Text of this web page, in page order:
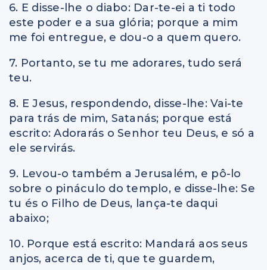
6. E disse-lhe o diabo: Dar-te-ei a ti todo
este poder e a sua glória; porque a mim
me foi entregue, e dou-o a quem quero.
7. Portanto, se tu me adorares, tudo será
teu.
8. E Jesus, respondendo, disse-lhe: Vai-te
para trás de mim, Satanás; porque está
escrito: Adorarás o Senhor teu Deus, e só a
ele servirás.
9. Levou-o também a Jerusalém, e pô-lo
sobre o pináculo do templo, e disse-lhe: Se
tu és o Filho de Deus, lança-te daqui
abaixo;
10. Porque está escrito: Mandará aos seus
anjos, acerca de ti, que te guardem,